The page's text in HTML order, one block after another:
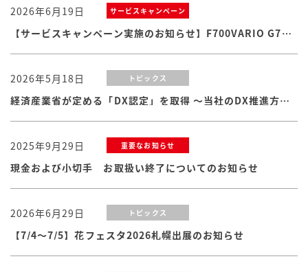
2026年6月19日 サービスキャンペーン
【サービスキャンペーン実施のお知らせ】F700VARIO G7シリーズ
2026年5月18日 トピックス
経済産業省が定める「DX認定」を取得 ～当社のDX推進方針・体制および取り組みが認められました
2025年9月29日 重要なお知らせ
現金および小切手 お取扱い終了についてのお知らせ
2026年6月29日 トピックス
【7/4～7/5】花フェスタ2026札幌出展のお知らせ